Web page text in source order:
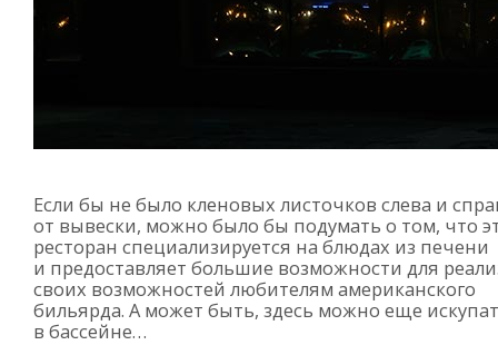
Если бы не было кленовых листочков слева и
от вывески, можно было бы подумать о том, что
ресторан специализируется на блюдах из печени
и предоставляет большие возможности для
своих возможностей любителям американского
бильярда. А может быть, здесь можно еще
в бассейне…